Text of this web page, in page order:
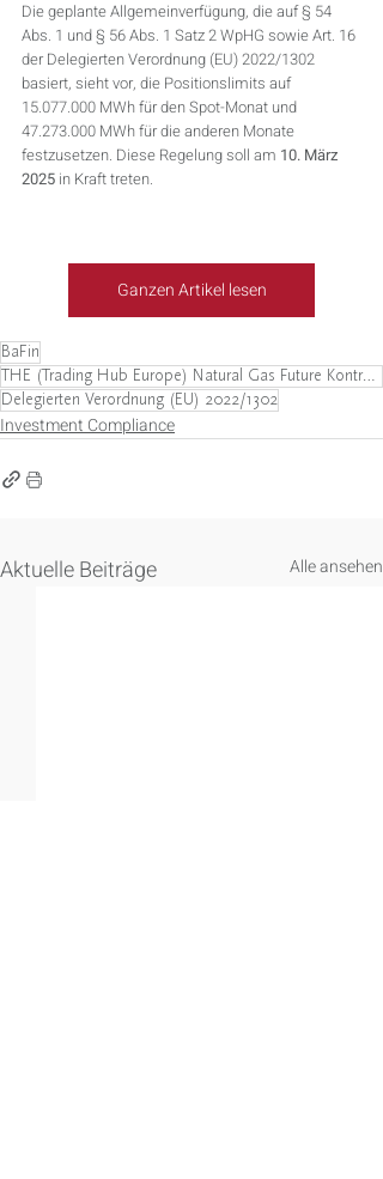
Die geplante Allgemeinverfügung, die auf § 54
Abs. 1 und § 56 Abs. 1 Satz 2 WpHG sowie Art. 16
der Delegierten Verordnung (EU) 2022/1302
basiert, sieht vor, die Positionslimits auf
15.077.000 MWh für den Spot-Monat und
47.273.000 MWh für die anderen Monate
festzusetzen. Diese Regelung soll am 10. März
2025 in Kraft treten.
Ganzen Artikel lesen
BaFin
THE (Trading Hub Europe) Natural Gas Future Kontrakte
Delegierten Verordnung (EU) 2022/1302
Investment Compliance
Aktuelle Beiträge Alle ansehen